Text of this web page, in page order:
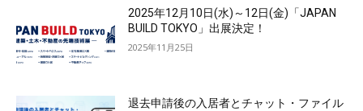
2025年12月10日(水)～12日(金)「JAPAN
BUILD TOKYO」出展決定！
2025年11月25日
退去申請後の入居者とチャット・ファイル